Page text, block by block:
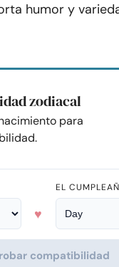
humor y
zodiacal
para
♥
EL
compatibilidad